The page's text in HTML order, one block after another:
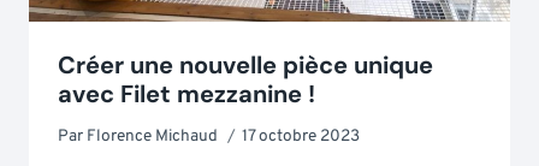
Créer une nouvelle pièce unique
avec Filet mezzanine !
Par Florence Michaud 17 octobre 2023